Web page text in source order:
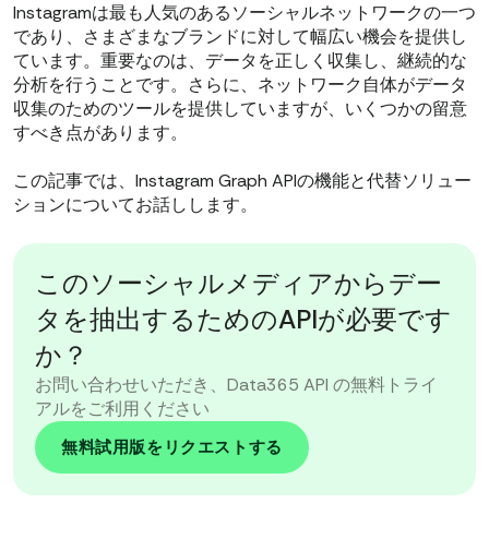
Instagramは最も人気のあるソーシャルネットワークの一つ
であり、さまざまなブランドに対して幅広い機会を提供し
ています。重要なのは、データを正しく収集し、継続的な
分析を行うことです。さらに、ネットワーク自体がデータ
収集のためのツールを提供していますが、いくつかの留意
すべき点があります。
この記事では、Instagram Graph APIの機能と代替ソリュー
ションについてお話しします。
このソーシャルメディアからデー
タを抽出するためのAPIが必要です
か？
お問い合わせいただき、Data365 API の無料トライ
アルをご利用ください
無料試用版をリクエストする